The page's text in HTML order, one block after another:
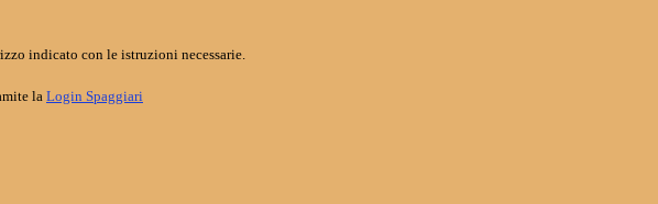
indicato con le istruzioni necessarie.
la Login Spaggiari